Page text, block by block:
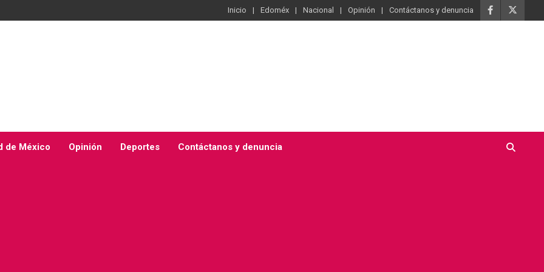
Inicio Edoméx Nacional Opinión Contáctanos y denuncia
de México Opinión Deportes Contáctanos y denuncia